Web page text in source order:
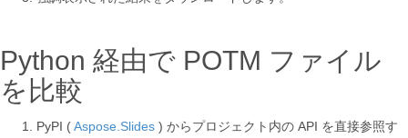
Python 経由で POTM ファイル
を比較
PyPI (Aspose.Slides ) からプロジェクト内の API を直接参照す